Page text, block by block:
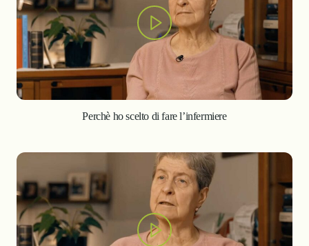
Perchè ho scelto di fare l’infermiere